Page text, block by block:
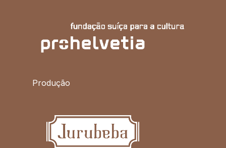
Produção